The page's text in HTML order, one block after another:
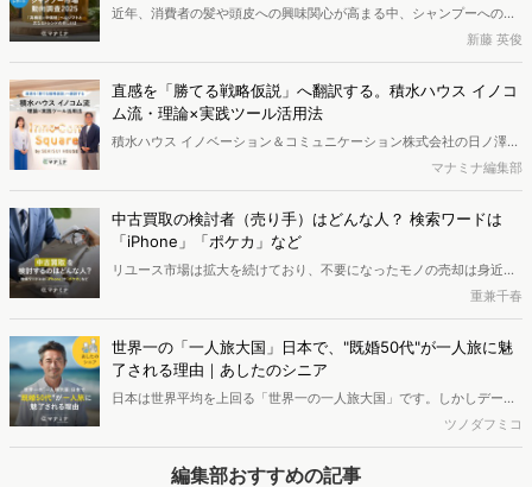
兆し
近年、消費者の髪や頭皮への興味関心が高まる中、シャンプーへの支
出額は増加傾向にあります。本レポートでは、独自のWeb行動ログデ
検討段階において、高い外部評価（口コミやベストコスメ受賞など）
と優れた機能性を両立した「中価格帯の新興ブランド」へ支持がシフ
トしている実態が明らかとなりました。また、長年の実績とステータ
スを誇る高価格帯ブランドも根強い支持を集めています。さらに次な
るトレンドとして、香りの変化や、タイパ・衛生面に優れる「吊り下
げパウチ」の普及の兆しについても考察します。
新藤 英俊
直感を「勝てる戦略仮説」へ翻訳する。積水ハウス イノコ
ム流・理論×実践ツール活用法
積水ハウス イノベーション＆コミュニケーション株式会社の日ノ澤恵
莉氏と株式会社ヴァリューズ取締役副社長・後藤賢治が対談。日ノ澤
マナミナ編集部
中古買取の検討者（売り手）はどんな人？ 検索ワードは
「iPhone」「ポケカ」など
リユース市場は拡大を続けており、不要になったモノの売却は身近な
選択肢になりつつあります。ではリユース市場における「売り手」は
ドや属性、興味関心を分析し、買取サービスを利用する消費者像を探
りました。
重兼千春
世界一の「一人旅大国」日本で、"既婚50代"が一人旅に魅
了される理由｜あしたのシニア
日本は世界平均を上回る「世界一の一人旅大国」です。しかしデータ
が示す意外な担い手は「既婚の50代」。帰る場所がある彼らは、なぜ
わけではなく、自由な時間のなかであえて「待つ人を想う」という既
ツノダフミコ
編集部おすすめの記事